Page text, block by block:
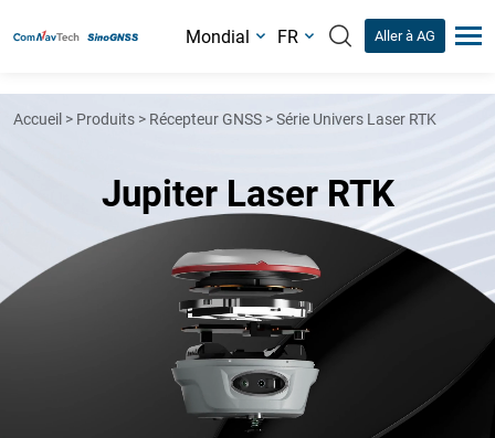
Mondial FR Aller à AG
Accueil > Produits > Récepteur GNSS >Série Univers Laser RTK
Jupiter Laser RTK